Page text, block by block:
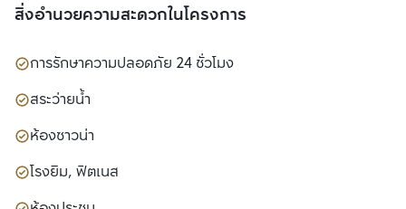
สิ่งอำนวยความสะดวกในโครงการ
การรักษาความปลอดภัย 24 ชั่วโมง
สระว่ายน้ำ
ห้องซาวน่า
โรงยิม, ฟิตเนส